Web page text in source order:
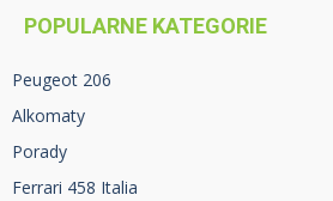
POPULARNE KATEGORIE
Peugeot 206
Alkomaty
Porady
Ferrari 458 Italia